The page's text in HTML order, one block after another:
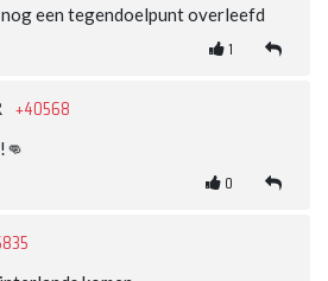
een tegendoelpunt overleefd
1
+40568
0